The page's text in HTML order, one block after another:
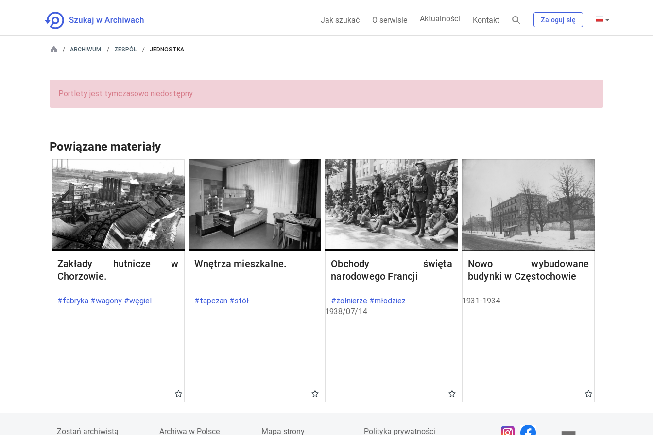
Jak szukać O serwisie Aktualności Kontakt Zaloguj się
ARCHIWUM ZESPÓŁ JEDNOSTKA
Portlety jest tymczasowo niedostępny.
Powiązane materiały
Zakłady hutnicze w
Chorzowie.
#fabryka #wagony #węgiel
Wnętrza mieszkalne.
#tapczan #stół
Obchody święta
narodowego Francji
#żołnierze #młodzież
1938/07/14
Nowo wybudowane
budynki w Częstochowie
1931-1934
Zostań archiwistą Archiwa w Polsce Mapa strony Polityka prywatności